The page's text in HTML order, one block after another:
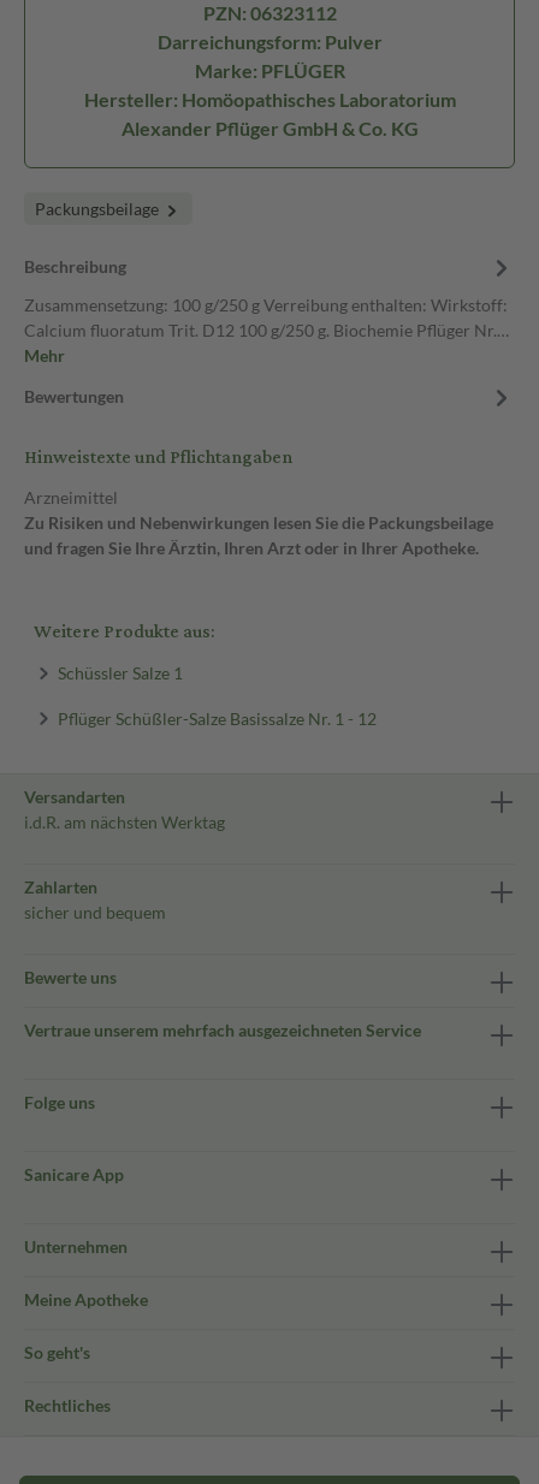
PZN: 06323112
Darreichungsform: Pulver
Marke: PFLÜGER
Hersteller: Homöopathisches Laboratorium
Alexander Pflüger GmbH & Co. KG
Packungsbeilage
Beschreibung
Zusammensetzung: 100 g/250 g Verreibung enthalten: Wirkstoff:
Calcium fluoratum Trit. D12 100 g/250 g. Biochemie Pflüger Nr.…
Mehr
Bewertungen
Hinweistexte und Pflichtangaben
Arzneimittel
Zu Risiken und Nebenwirkungen lesen Sie die Packungsbeilage
und fragen Sie Ihre Ärztin, Ihren Arzt oder in Ihrer Apotheke.
Weitere Produkte aus:
Schüssler Salze 1
Pflüger Schüßler-Salze Basissalze Nr. 1 - 12
Versandarten
i.d.R. am nächsten Werktag
Zahlarten
sicher und bequem
Bewerte uns
Vertraue unserem mehrfach ausgezeichneten Service
Folge uns
Sanicare App
Unternehmen
Meine Apotheke
So geht's
Rechtliches